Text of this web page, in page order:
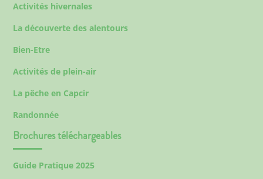
Activités hivernales
La découverte des alentours
Bien-Etre
Activités de plein-air
La pêche en Capcir
Randonnée
Brochures téléchargeables
Guide Pratique 2025